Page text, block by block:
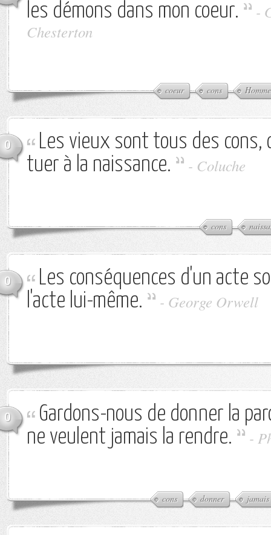
les démons dans mon coeur.
-
Chesterton
coeur cons Homme
0
Les vieux sont tous des cons,
tuer à la naissance.
- Coluche
cons
0
Les conséquences d'un acte
l'acte lui-même.
- George Orwell
0
Gardons-nous de donner la
ne veulent jamais la rendre.
-
cons donner jamais